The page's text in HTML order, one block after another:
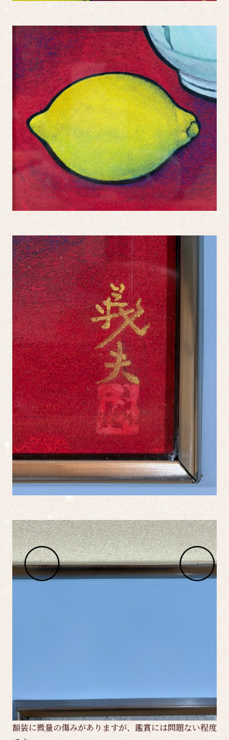
額装に微量の傷みがありますが、鑑賞には問題ない程度